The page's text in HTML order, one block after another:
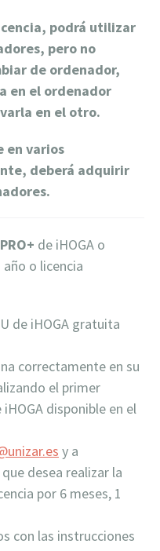
podrá utilizar
pero no
de ordenador,
en el ordenador
en el otro.
en varios
deberá adquirir
de iHOGA o
año o licencia
de iHOGA gratuita
correctamente en su
el primer
disponible en el
y a
desea realizar la
por 6 meses, 1
con las instrucciones